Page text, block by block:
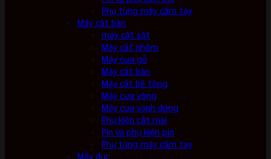
Phụ tùng máy cầm tay
Máy cắt bàn
máy cắt sắt
Máy cắt nhôm
Máy cưa gỗ
Máy cắt bàn
Máy cắt bê tông
Máy cưa vòng
Máy cưa vanh đứng
Phụ kiện cắt mài
Pin và phụ kiện pin
Phụ tùng máy cầm tay
Máy đục